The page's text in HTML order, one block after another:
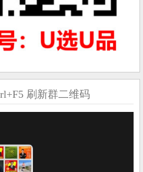
刷新群二维码